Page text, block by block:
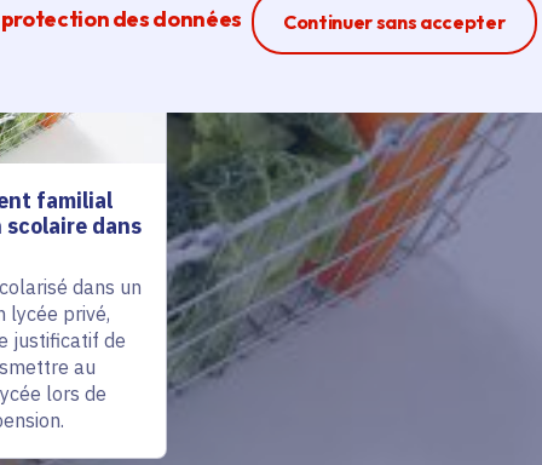
des données Continuer sans accepter
Ferme la modale
familial
dans
dans un
lycée privé,
justificatif de
au
lors de